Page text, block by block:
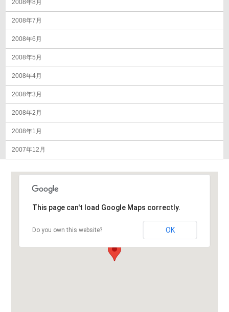
2008年8月
2008年7月
2008年6月
2008年5月
2008年4月
2008年3月
2008年2月
2008年1月
2007年12月
This page can't load Google Maps correctly.
Do you own this website? OK